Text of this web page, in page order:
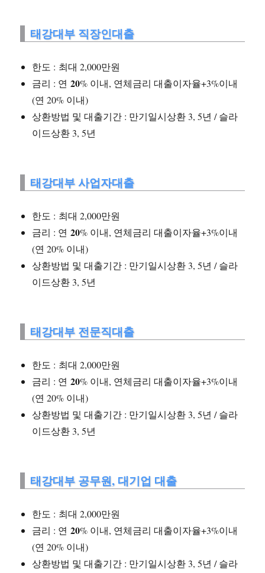
태강대부 직장인대출
한도 : 최대 2,000만원
금리 : 연20% 이내, 연체금리 대출이자율+3%이내
(연 20% 이내)
상환방법 및 대출기간 : 만기일시상환 3, 5년 / 슬라
이드상환 3, 5년
태강대부 사업자대출
한도 : 최대 2,000만원
금리 : 연20% 이내, 연체금리 대출이자율+3%이내
(연 20% 이내)
상환방법 및 대출기간 : 만기일시상환 3, 5년 / 슬라
이드상환 3, 5년
태강대부 전문직대출
한도 : 최대 2,000만원
금리 : 연20% 이내, 연체금리 대출이자율+3%이내
(연 20% 이내)
상환방법 및 대출기간 : 만기일시상환 3, 5년 / 슬라
이드상환 3, 5년
태강대부 공무원, 대기업 대출
한도 : 최대 2,000만원
금리 : 연20% 이내, 연체금리 대출이자율+3%이내
(연 20% 이내)
상환방법 및 대출기간 : 만기일시상환 3, 5년 / 슬라